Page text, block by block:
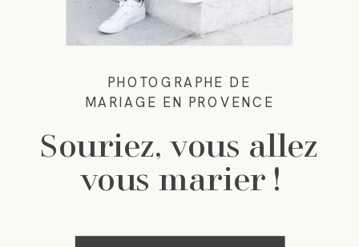
Souriez, vous allez
vous marier !
PHOTOGRAPHE DE
MARIAGE EN PROVENCE